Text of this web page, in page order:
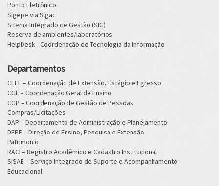
Ponto Eletrônico
Sigepe via Sigac
Sitema Integrado de Gestão (SIG)
Reserva de ambientes/laboratórios
HelpDesk - Coordenação de Tecnologia da Informação
Departamentos
CEEE – Coordenação de Extensão, Estágio e Egresso
CGE – Coordenação Geral de Ensino
CGP – Coordenação de Gestão de Pessoas
Compras/Licitações
DAP – Departamento de Administração e Planejamento
DEPE – Direção de Ensino, Pesquisa e Extensão
Patrimonio
RACI – Registro Acadêmico e Cadastro Institucional
SISAE – Serviço Integrado de Suporte e Acompanhamento
Educacional